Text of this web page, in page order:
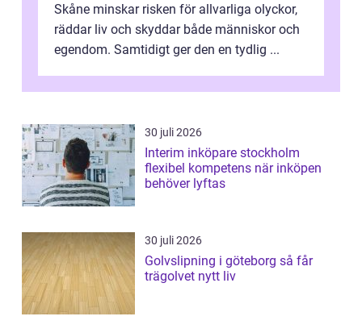
Skåne minskar risken för allvarliga olyckor,
räddar liv och skyddar både människor och
egendom. Samtidigt ger den en tydlig ...
30 juli 2026
Interim inköpare stockholm
flexibel kompetens när inköpen
behöver lyftas
30 juli 2026
Golvslipning i göteborg så får
trägolvet nytt liv